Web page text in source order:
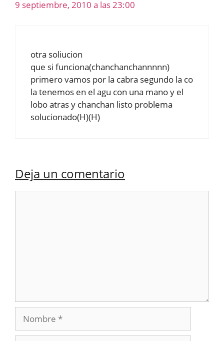
9 septiembre, 2010 a las 23:00
otra soliucion
que si funciona(chanchanchannnnn)
primero vamos por la cabra segundo la co
la tenemos en el agu con una mano y el
lobo atras y chanchan listo problema
solucionado(H)(H)
Deja un comentario
Nombre